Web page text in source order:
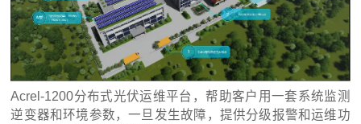
Acrel-1200分布式光伏运维平台，帮助客户用一套系统监测
逆变器和环境参数，一旦发生故障，提供分级报警和运维功